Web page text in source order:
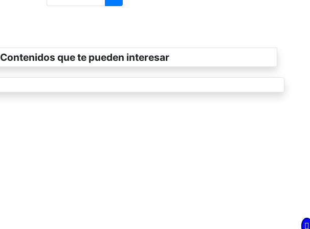
Contenidos que te pueden interesar